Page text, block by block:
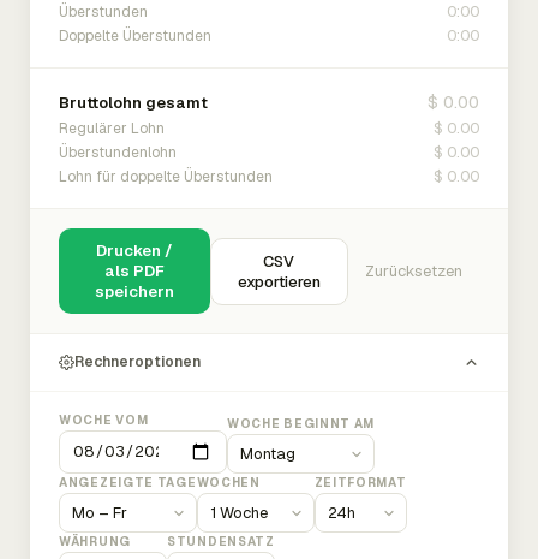
Überstunden 0:00
Doppelte Überstunden 0:00
Bruttolohn gesamt $ 0.00
Regulärer Lohn $ 0.00
Überstundenlohn $ 0.00
Lohn für doppelte Überstunden $ 0.00
Drucken /
als PDF
speichern
CSV
exportieren
Zurücksetzen
Rechneroptionen
WOCHE VOM WOCHE BEGINNT AM
ANGEZEIGTE TAGEWOCHEN ZEITFORMAT
WÄHRUNG STUNDENSATZ